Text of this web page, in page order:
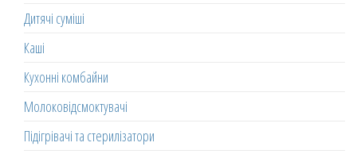
Дитячі суміші
Каші
Кухонні комбайни
Молоковідсмоктувачі
Підігрівачі та стерилізатори